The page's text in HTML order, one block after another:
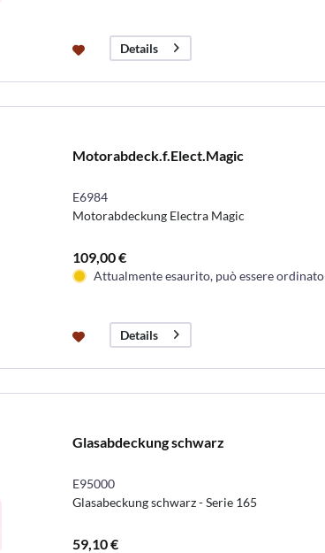
Details
Motorabdeck.f.Elect.Magic
E6984
Motorabdeckung Electra Magic
109,00 €
Attualmente esaurito, può essere ordinato
Details
Glasabdeckung schwarz
E95000
Glasabeckung schwarz - Serie 165
59,10 €